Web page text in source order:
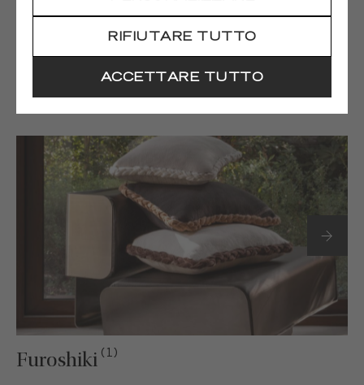
Gaia
Furoshiki (1)
RIFIUTARE TUTTO
ACCETTARE TUTTO